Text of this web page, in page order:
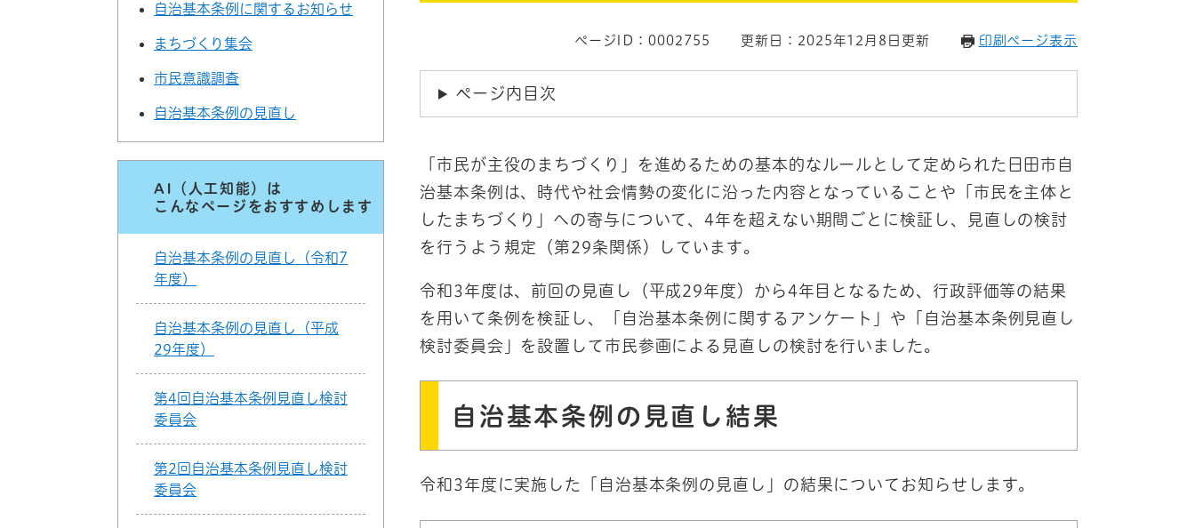
ページID：0002755 更新日：2025年12月8日更新 印刷ページ表示
ページ内目次
「市民が主役のまちづくり」を進めるための基本的なルールとして定められた日田市自
治基本条例は、時代や社会情勢の変化に沿った内容となっていることや「市民を主体と
したまちづくり」への寄与について、4年を超えない期間ごとに検証し、見直しの検討
を行うよう規定（第29条関係）しています。
令和3年度は、前回の見直し（平成29年度）から4年目となるため、行政評価等の結果
を用いて条例を検証し、「自治基本条例に関するアンケート」や「自治基本条例見直し
検討委員会」を設置して市民参画による見直しの検討を行いました。
自治基本条例の見直し結果
令和3年度に実施した「自治基本条例の見直し」の結果についてお知らせします。
自治基本条例に関するお知らせ
まちづくり集会
市民意識調査
自治基本条例の見直し
AI（人工知能）は
こんなページをおすすめします
自治基本条例の見直し（令和7
年度）
自治基本条例の見直し（平成
29年度）
第4回自治基本条例見直し検討
委員会
第2回自治基本条例見直し検討
委員会